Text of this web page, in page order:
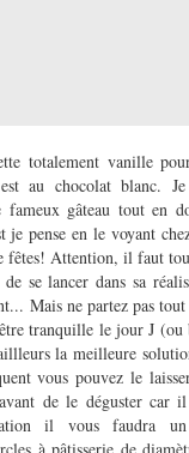
totalement vanille
au chocolat blanc.
fameux gâteau tout en
je pense en le voyant
fêtes! Attention, il faut
se lancer dans sa
Mais ne partez pas
tranquille le jour J (ou
la meilleure
vous pouvez le
de le déguster car
il vous faudra